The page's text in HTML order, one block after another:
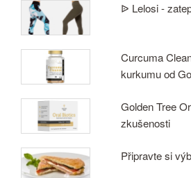
ᐉ Lelosi -
Curcuma
kurkumu od
Golden Tree
zkušenosti
Připravte si